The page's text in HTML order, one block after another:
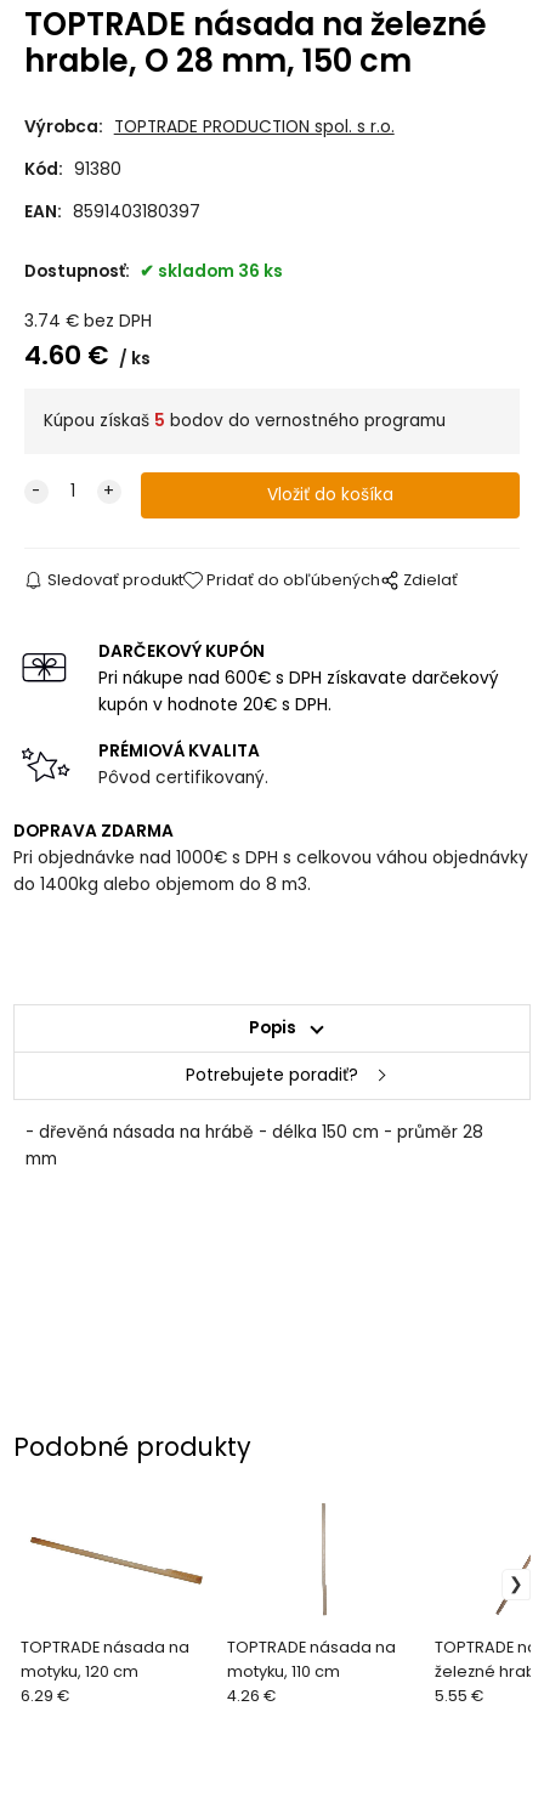
TOPTRADE násada na železné
hrable, O 28 mm, 150 cm
Výrobca: TOPTRADE PRODUCTION spol. s r.o.
Kód: 91380
EAN: 8591403180397
Dostupnosť: skladom 36 ks
3.74 € bez DPH
4.60 € ks
Kúpou získaš 5 bodov do vernostného programu
Sledovať produkt Pridať do obľúbených Zdielať
DARČEKOVÝ KUPÓN
Pri nákupe nad 600€ s DPH získavate darčekový
kupón v hodnote 20€ s DPH.
PRÉMIOVÁ KVALITA
Pôvod certifikovaný.
DOPRAVA ZDARMA
Pri objednávke nad 1000€ s DPH s celkovou váhou objednávky
do 1400kg alebo objemom do 8 m3.
Popis
Potrebujete poradiť?
- dřevěná násada na hrábě - délka 150 cm - průměr 28
mm
Podobné produkty
TOPTRADE násada na
motyku, 120 cm
6.29 €
TOPTRADE násada na
motyku, 110 cm
4.26 €
TOPTRADE
železné
mm, 160 cm
5.55 €